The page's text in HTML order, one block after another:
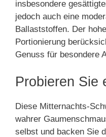
insbesondere
jedoch auch eine
Ballaststoffen. Der
Portionierung
Genuss für besondere
Probieren Sie
Diese Mitternachts-
wahrer
selbst und backen Sie